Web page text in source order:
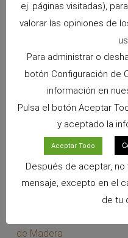
Ver
Colgante Largo
Ver
ej. páginas visitadas),
valorar las opiniones de
Para administrar o
botón Configuración de
información en
Pulsa el botón Aceptar
y aceptado la
Aceptar Todo
Después de aceptar,
mensaje, excepto en el
de tu